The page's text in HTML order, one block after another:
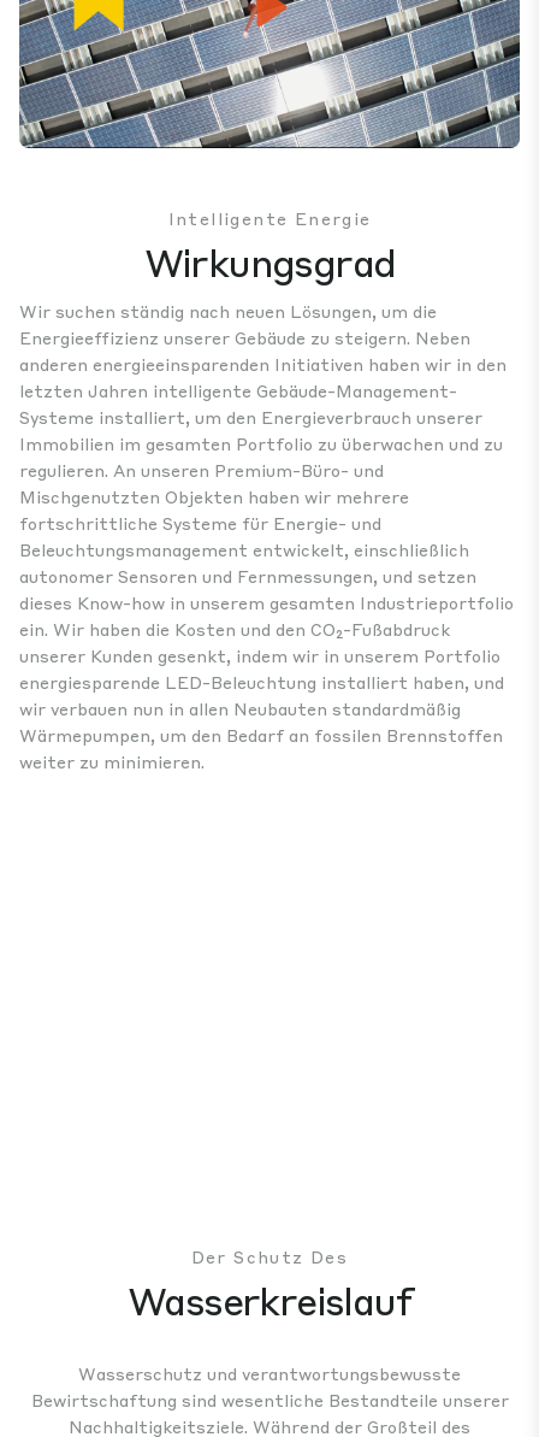
Mute Settings
Play
Intelligente Energie
Wirkungsgrad
Wir suchen ständig nach neuen Lösungen, um die
Energieeffizienz unserer Gebäude zu steigern. Neben
anderen energieeinsparenden Initiativen haben wir in den
letzten Jahren intelligente Gebäude-Management-
Systeme installiert, um den Energieverbrauch unserer
Immobilien im gesamten Portfolio zu überwachen und zu
regulieren. An unseren Premium-Büro- und
Mischgenutzten Objekten haben wir mehrere
fortschrittliche Systeme für Energie- und
Beleuchtungsmanagement entwickelt, einschließlich
autonomer Sensoren und Fernmessungen, und setzen
dieses Know-how in unserem gesamten Industrieportfolio
ein. Wir haben die Kosten und den CO₂-Fußabdruck
unserer Kunden gesenkt, indem wir in unserem Portfolio
energiesparende LED-Beleuchtung installiert haben, und
wir verbauen nun in allen Neubauten standardmäßig
Wärmepumpen, um den Bedarf an fossilen Brennstoffen
weiter zu minimieren.
Der Schutz Des
Wasserkreislauf
Wasserschutz und verantwortungsbewusste
Bewirtschaftung sind wesentliche Bestandteile unserer
Nachhaltigkeitsziele. Während der Großteil des